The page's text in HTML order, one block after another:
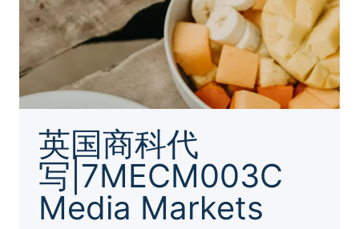
英国商科代
写|7MECM003C
Media Markets